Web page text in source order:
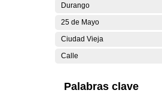
Durango
25 de Mayo
Ciudad Vieja
Calle
Palabras clave